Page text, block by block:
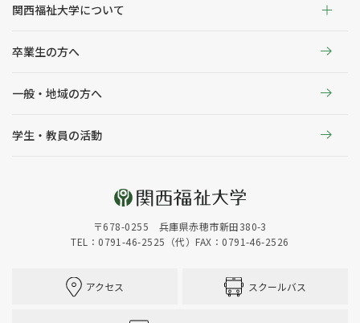
関西福祉大学について
卒業生の方へ
一般・地域の方へ
学生・教員の活動
〒678-0255 兵庫県赤穂市新田380-3
TEL：0791-46-2525（代）FAX：0791-46-2526
アクセス スクールバス